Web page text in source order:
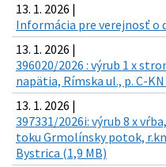
13. 1. 2026 |
Informácia pre verejnosť o
13. 1. 2026 |
396020/2026 : výrub 1 x
napätia, Rímska ul., p. C-
13. 1. 2026 |
397331/2026i: výrub 8 x
toku Grmolínsky potok,
Bystrica (1,9 MB)